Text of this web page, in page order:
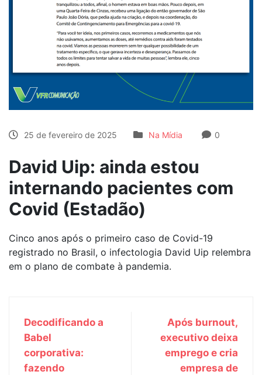
25 de fevereiro de 2025 Na Mídia 0
David Uip: ainda estou
internando pacientes com
Covid (Estadão)
Cinco anos após o primeiro caso de Covid-19
registrado no Brasil, o infectologia David Uip relembra
em o plano de combate à pandemia.
Decodificando a
Babel
corporativa:
fazendo
Após burnout,
executivo deixa
emprego e cria
empresa de